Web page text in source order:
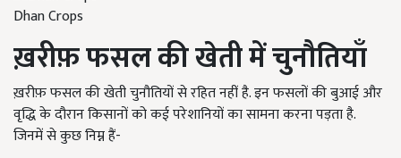
Dhan Crops
ख़रीफ़ फसल की खेती में चुनौतियाँ
ख़रीफ़ फसल की खेती चुनौतियों से रहित नहीं है. इन फसलों की बुआई और
वृद्धि के दौरान किसानों को कई परेशानियों का सामना करना पड़ता है.
जिनमें से कुछ निम्न हैं-